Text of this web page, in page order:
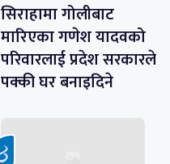
सिराहामा गोलीबाट
मारिएका गणेश यादवको
परिवारलाई प्रदेश सरकारले
पक्की घर बनाइदिने